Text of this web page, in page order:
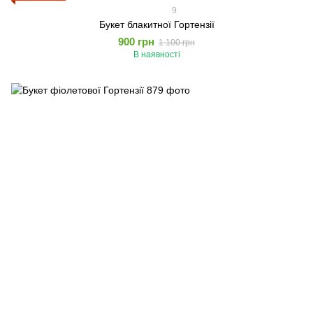
9
Букет блакитної Гортензії
900 грн 1 100 грн
В наявності